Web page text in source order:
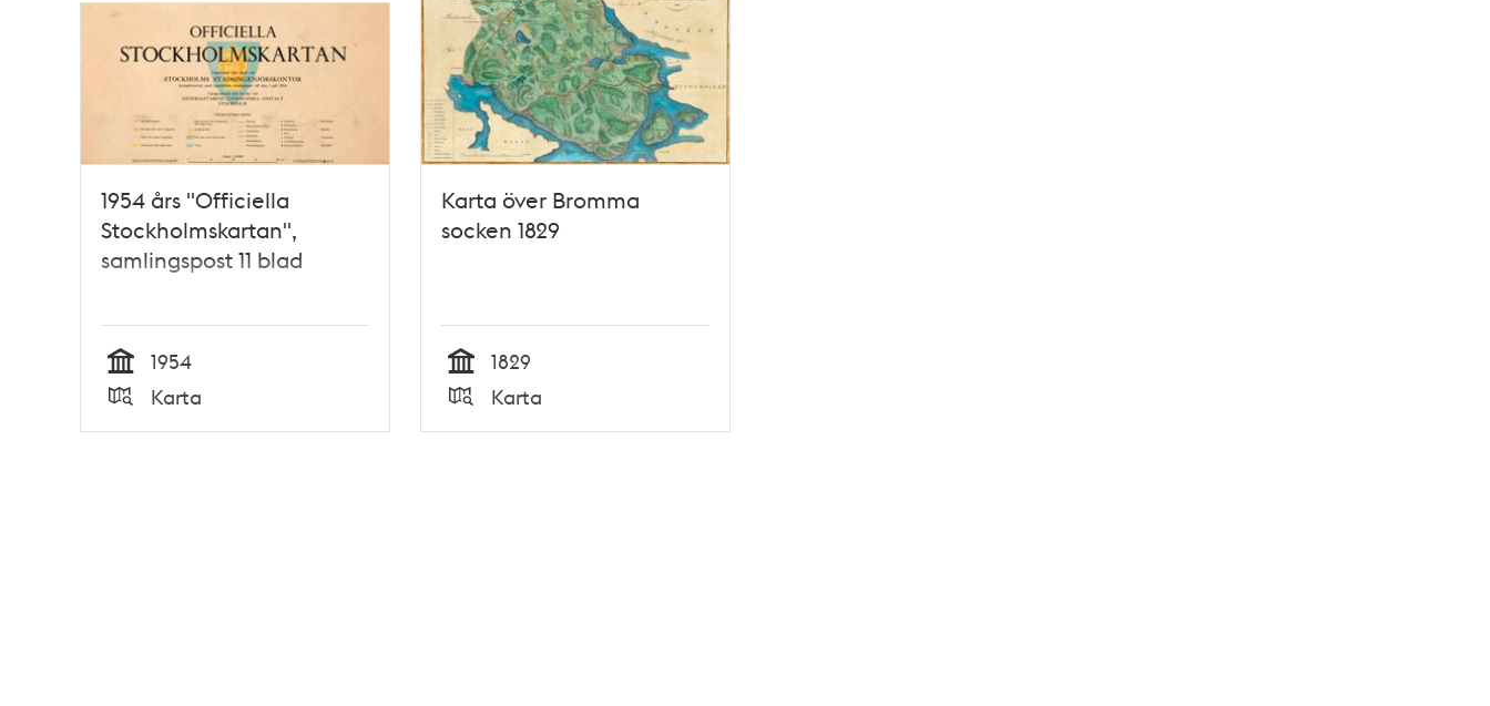
1954 års "Officiella
Stockholmskartan",
samlingspost 11 blad
Tid
1954
Typ
Karta
Karta över Bromma
socken 1829
Tid
1829
Typ
Karta